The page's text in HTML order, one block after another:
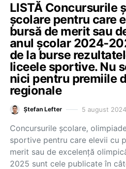
LISTĂ Concursurile
școlare pentru care
bursă de merit sau
anul școlar 2024-
de la burse
liceele sportive. Nu
nici pentru premiile
regionale
Ștefan Lefter 5 august 2024
Concursurile școlare,
sportive pentru care elevii cu
merit sau de excelență
2025 sunt cele publicate în